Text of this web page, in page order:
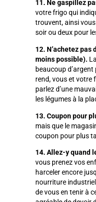
11. Ne gaspillez
votre frigo qui
trouvent, ainsi
soir ou deux pour
12. N’achetez
moins possible).
beaucoup
rend, vous et votre
parlez d’une
les légumes à la
13. Coupon pour
mais que le
coupon pour plus
14. Allez-y quand
vous prenez vos
harceler encore
nourriture
de vous en tenir à